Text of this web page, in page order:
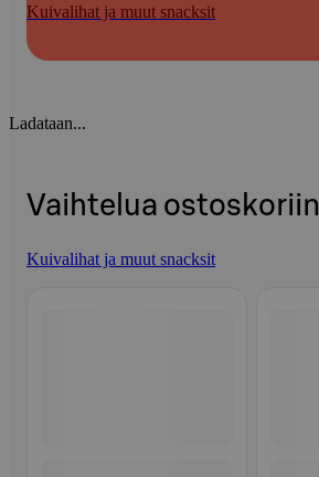
Kuivalihat ja muut snacksit
Ladataan...
Vaihtelua ostoskoriin
Kuivalihat ja muut snacksit